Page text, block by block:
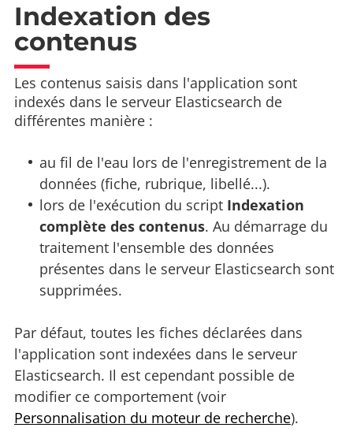
Indexation des
contenus
Les contenus saisis dans l'application sont
indexés dans le serveur Elasticsearch de
différentes manière :
au fil de l'eau lors de l'enregistrement de la
données (fiche, rubrique, libellé...).
lors de l'exécution du script Indexation
complète des contenus. Au démarrage du
traitement l'ensemble des données
présentes dans le serveur Elasticsearch sont
supprimées.
Par défaut, toutes les fiches déclarées dans
l'application sont indexées dans le serveur
Elasticsearch. Il est cependant possible de
modifier ce comportement (voir
Personnalisation du moteur de recherche).